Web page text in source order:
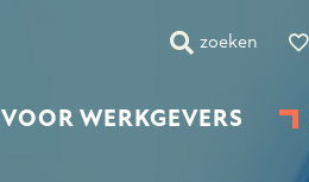
zoeken
VOOR WERKGEVERS